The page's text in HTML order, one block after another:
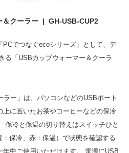
＆クーラー | GH-USB-CUP2
でつなぐecoシリーズ」として、デ
る「USBカップウォーマー＆クーラ
ラー」は、パソコンなどのUSBポート
上に置いたお茶やコーヒーなどの保冷
保冷と保温の切り替えはスイッチひと
保冷、赤：保温）で状態を確認する
中ご使用いただけます。 電源にUSB